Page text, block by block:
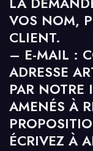
VOS NOM,
CLIENT.
– E-MAIL :
ADRESSE
PAR NOTRE
AMENÉS À
ÉCRIVEZ À